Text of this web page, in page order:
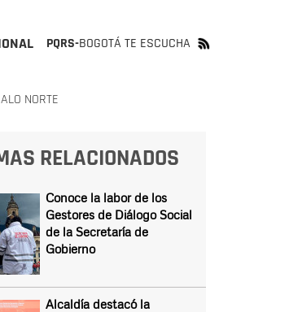
PQRS-BOGOTÁ TE ESCUCHA
NORTE
RELACIONADOS
Conoce la labor de los
Gestores de Diálogo Social
de la Secretaría de
Gobierno
Alcaldía destacó la